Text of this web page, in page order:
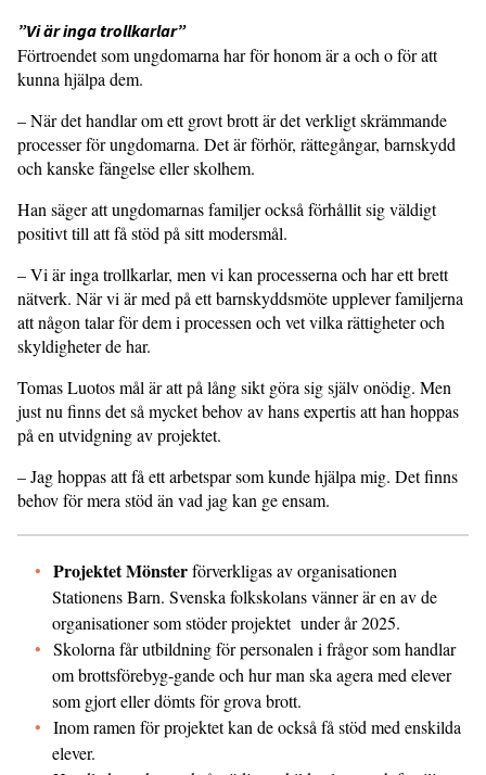
”Vi är inga trollkarlar”
Förtroendet som ungdomarna har för honom är a och o för att
kunna hjälpa dem.
– När det handlar om ett grovt brott är det verkligt skrämmande
processer för ungdomarna. Det är förhör, rättegångar, barnskydd
och kanske fängelse eller skolhem.
Han säger att ungdomarnas familjer också förhållit sig väldigt
positivt till att få stöd på sitt modersmål.
– Vi är inga trollkarlar, men vi kan processerna och har ett brett
nätverk. När vi är med på ett barnskyddsmöte upplever familjerna
att någon talar för dem i processen och vet vilka rättigheter och
skyldigheter de har.
Tomas Luotos mål är att på lång sikt göra sig själv onödig. Men
just nu finns det så mycket behov av hans expertis att han hoppas
på en utvidgning av projektet.
– Jag hoppas att få ett arbetspar som kunde hjälpa mig. Det finns
behov för mera stöd än vad jag kan ge ensam.
Projektet Mönsterförverkligas av organisationen
Stationens Barn. Svenska folkskolans vänner är en av de
organisationer som stöder projektet under år 2025.
Skolorna får utbildning för personalen i frågor som handlar
om brottsförebyg-gande och hur man ska agera med elever
som gjort eller dömts för grova brott.
Inom ramen för projektet kan de också få stöd med enskilda
elever.